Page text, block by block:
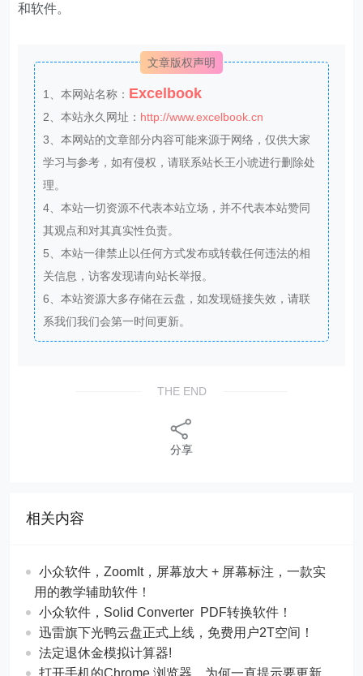
和软件。
文章版权声明
1、本网站名称： Excelbook
2、本站永久网址： http://www.excelbook.cn
3、本网站的文章部分内容可能来源于网络，仅供大家
学习与参考，如有侵权，请联系站长王小琥进行删除处
理。
4、本站一切资源不代表本站立场，并不代表本站赞同
其观点和对其真实性负责。
5、本站一律禁止以任何方式发布或转载任何违法的相
关信息，访客发现请向站长举报。
6、本站资源大多存储在云盘，如发现链接失效，请联
系我们我们会第一时间更新。
THE END
分享
相关内容
​​小众软件，ZoomIt，屏幕放大 + 屏幕标注，一款实
用的教学辅助软件！
​​小众软件，Solid Converter PDF转换软件！
迅雷旗下光鸭云盘正式上线，免费用户2T空间！
法定退休金模拟计算器!
打开手机的Chrome 浏览器，为何一直提示要更新